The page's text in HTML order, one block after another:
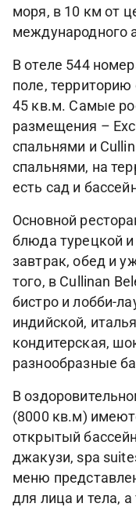
моря, в 10 км от
международного
В отеле 544
поле,
45 кв.м. Самые
размещения –
спальнями и
спальнями, на
есть сад и
Основной
блюда турецкой
завтрак, обед и
того, в Cullinan
бистро и лобби-
индийской,
кондитерская,
разнообразные
В
(8000 кв.м)
открытый
джакузи, spa
меню
для лица и тела,